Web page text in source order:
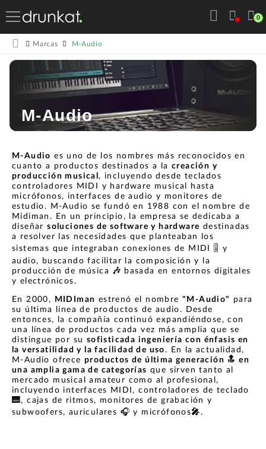
0
Marcas M-Audio
M-Audio
M-Audio es uno de los nombres más reconocidos en
cuanto a productos destinados a la creación y
producción musical, incluyendo desde teclados
controladores MIDI y hardware musical hasta
micrófonos, interfaces de audio y monitores de
estudio. M-Audio se fundó en 1988 con el nombre de
Midiman. En un principio, la empresa se dedicaba a
diseñarsoluciones de software y hardware destinadas
a resolver las necesidades que planteaban los
sistemas que integraban conexiones de MIDI 🎚️ y
audio, buscando facilitar la composición y la
producción de música 🎶 basada en entornos digitales
y electrónicos.
En 2000, MIDIman estrenó el nombre"M-Audio"
para
su última línea de productos de audio. Desde
entonces, la compañía continuó expandiéndose, con
una línea de productos cada vez más amplia que se
distingue por su sofisticada ingeniería con énfasis en
la versatilidad y la facilidad de uso. En la actualidad,
M-Audio ofreceproductos de última generación 🔝en
una amplia gama de categorías que sirven tanto al
mercado musical amateur como al profesional,
incluyendo interfaces MIDI, controladores de teclado
🎹, cajas de ritmos, monitores de grabación y
subwoofers, auriculares 🎧 y micrófonos🎤.